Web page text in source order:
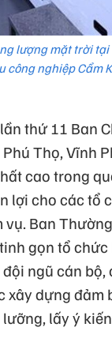
lượng mặt trời
công nghiệp Cẩm
thứ 11 Ban
Thọ, Vĩnh
cao trong
lợi cho các tổ
Ban
gọn tổ
ngũ cán bộ,
dựng đảm
lấy ý